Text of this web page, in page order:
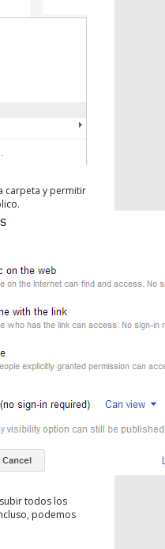
carpeta y permitir
todos los
podemos